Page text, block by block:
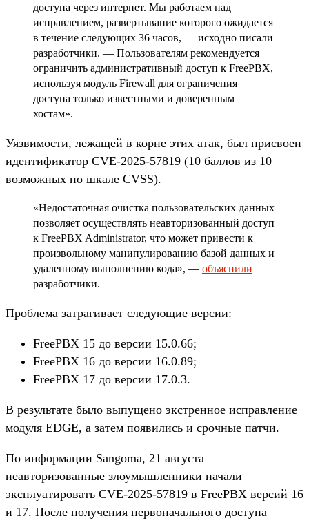
доступа через интернет. Мы работаем над
исправлением, развертывание которого ожидается
в течение следующих 36 часов, — исходно писали
разработчики. — Пользователям рекомендуется
ограничить административный доступ к FreePBX,
используя модуль Firewall для ограничения
доступа только известными и доверенным
хостам».
Уязвимости, лежащей в корне этих атак, был присвоен
идентификатор CVE-2025-57819 (10 баллов из 10
возможных по шкале CVSS).
«Недостаточная очистка пользовательских данных
позволяет осуществлять неавторизованный доступ
к FreePBX Administrator, что может привести к
произвольному манипулированию базой данных и
удаленному выполнению кода», — объяснили
разработчики.
Проблема затрагивает следующие версии:
FreePBX 15 до версии 15.0.66;
FreePBX 16 до версии 16.0.89;
FreePBX 17 до версии 17.0.3.
В результате было выпущено экстренное исправление
модуля EDGE, а затем появились и срочные патчи.
По информации Sangoma, 21 августа
неавторизованные злоумышленники начали
эксплуатировать CVE-2025-57819 в FreePBX версий 16
и 17. После получения первоначального доступа